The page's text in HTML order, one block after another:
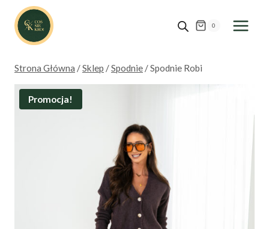
Przejdź
treści
0
Strona Główna /Sklep /Spodnie /Spodnie Robi
Promocja!